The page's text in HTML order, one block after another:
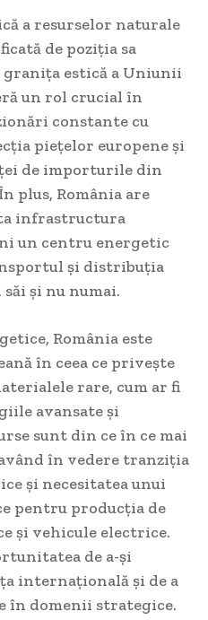
a resurselor naturale
de poziția sa
granița estică a Uniunii
un rol crucial în
constante cu
piețelor europene și
de importurile din
plus, România are
infrastructura
un centru energetic
și distribuția
și nu numai.
România este
în ceea ce privește
rare, cum ar fi
avansate și
sunt din ce în ce mai
în vedere tranziția
și necesitatea unui
pentru producția de
și vehicule electrice.
de a-și
internațională și de a
în domenii strategice.